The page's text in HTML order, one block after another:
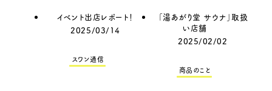
イベント出店レポート！
2025/03/14
スワン通信
「湯あがり堂 サウナ」取扱
い店舗
2025/02/02
商品のこと